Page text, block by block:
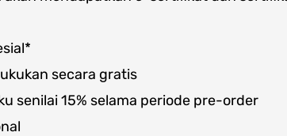
secara gratis
senilai 15% selama periode pre-order